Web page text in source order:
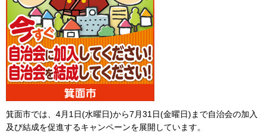
箕面市では、4月1日(水曜日)から7月31日(金曜日)まで自治会の加入
及び結成を促進するキャンペーンを展開しています。